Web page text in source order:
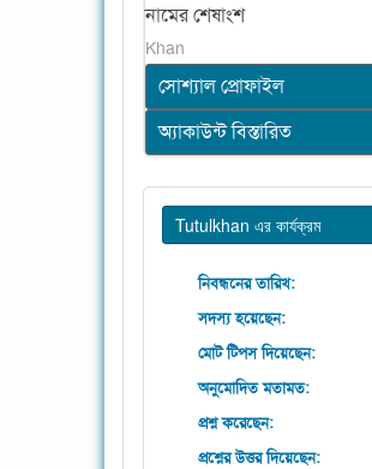
নামের শেষাংশ
Khan
সোশ্যাল প্রোফাইল
অ্যাকাউন্ট বিস্তারিত
Tutulkhan এর কার্যক্রম
নিবন্ধনের তারিখ:
সদস্য হয়েছেন:
মোট টিপস দিয়েছেন:
অনুমোদিত মতামত:
প্রশ্ন করেছেন:
প্রশ্নের উত্তর দিয়েছেন: